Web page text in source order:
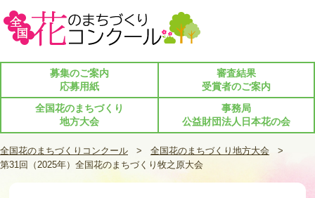
募集のご案内
応募用紙
審査結果
受賞者のご案内
全国花のまちづくり
地方大会
事務局
公益財団法人日本花の会
全国花のまちづくりコンクール > 全国花のまちづくり地方大会
>
第31回（2025年）全国花のまちづくり牧之原大会